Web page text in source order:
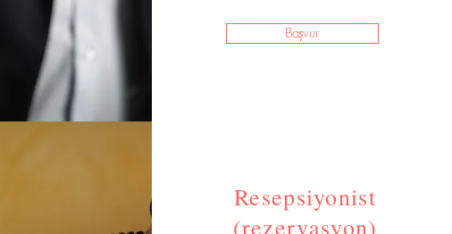
Başvur
Resepsiyonist
(rezervasyon)